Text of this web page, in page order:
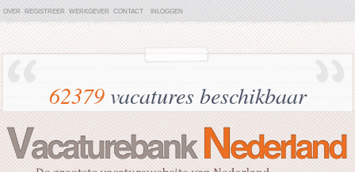
OVER REGISTREER WERKGEVER CONTACT INLOGGEN
62379vacatures beschikbaar